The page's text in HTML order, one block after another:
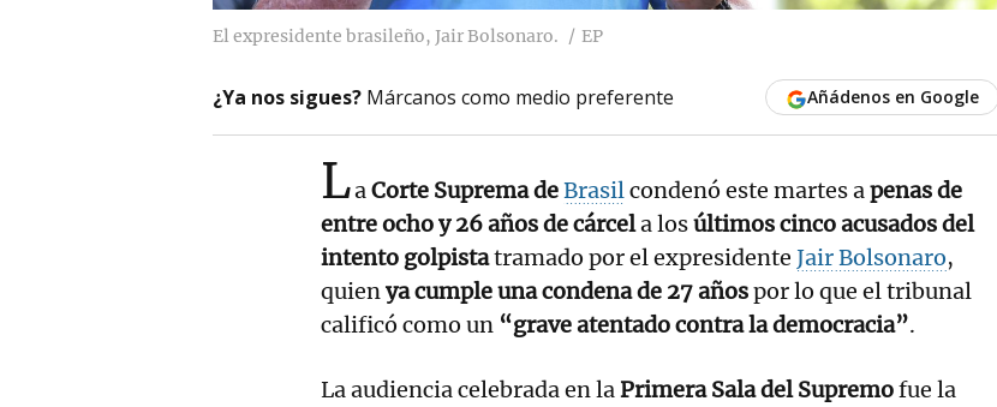
El expresidente brasileño, Jair Bolsonaro. EP
¿Ya nos sigues? Márcanos como medio preferente Añádenos en Google
LaCorte Suprema deBrasilcondenó este martes apenas de
entre ocho y 26 años de cárcela losúltimos cinco acusados del
intento golpistatramado por el expresidente Jair Bolsonaro,
quienya cumple una condena de 27 añospor lo que el tribunal
calificó como un “grave atentado contra la democracia”.
La audiencia celebrada en laPrimera Sala del Supremofue la